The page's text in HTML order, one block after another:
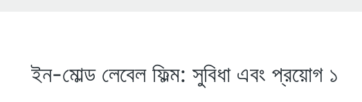
ইন-মোল্ড লেবেল ফিল্ম: সুবিধা এবং প্রয়োগ ১